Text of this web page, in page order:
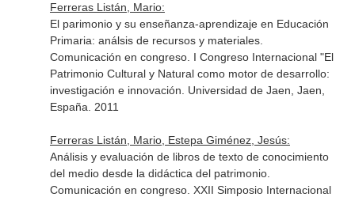
Ferreras Listán, Mario:
El parimonio y su enseñanza-aprendizaje en Educación
Primaria: análsis de recursos y materiales.
Comunicación en congreso. I Congreso Internacional "El
Patrimonio Cultural y Natural como motor de desarrollo:
investigación e innovación. Universidad de Jaen, Jaen,
España. 2011
Ferreras Listán, Mario, Estepa Giménez, Jesús:
Análisis y evaluación de libros de texto de conocimiento
del medio desde la didáctica del patrimonio.
Comunicación en congreso. XXII Simposio Internacional